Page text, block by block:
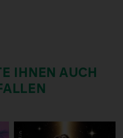
IHNEN AUCH